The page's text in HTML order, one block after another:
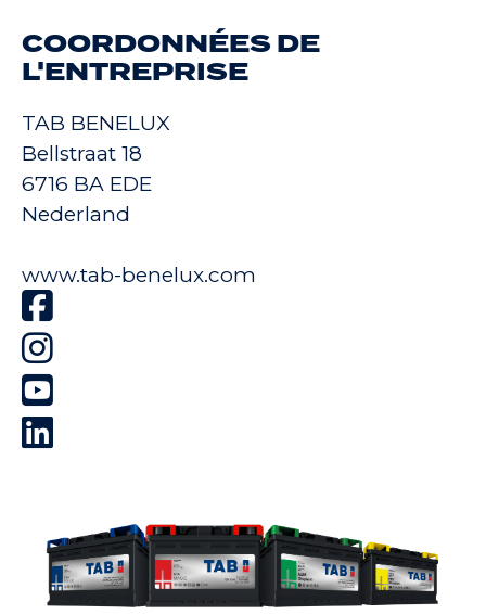
COORDONNÉES DE
L'ENTREPRISE
TAB BENELUX
Bellstraat 18
6716 BA EDE
Nederland
www.tab-benelux.com